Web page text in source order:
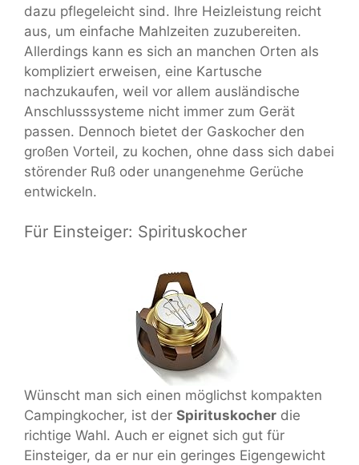
dazu pflegeleicht sind. Ihre Heizleistung reicht
aus, um einfache Mahlzeiten zuzubereiten.
Allerdings kann es sich an manchen Orten als
kompliziert erweisen, eine Kartusche
nachzukaufen, weil vor allem ausländische
Anschlusssysteme nicht immer zum Gerät
passen. Dennoch bietet der Gaskocher den
großen Vorteil, zu kochen, ohne dass sich dabei
störender Ruß oder unangenehme Gerüche
entwickeln.
Für Einsteiger: Spirituskocher
Wünscht man sich einen möglichst kompakten
Campingkocher, ist der Spirituskocher die
richtige Wahl. Auch er eignet sich gut für
Einsteiger, da er nur ein geringes Eigengewicht